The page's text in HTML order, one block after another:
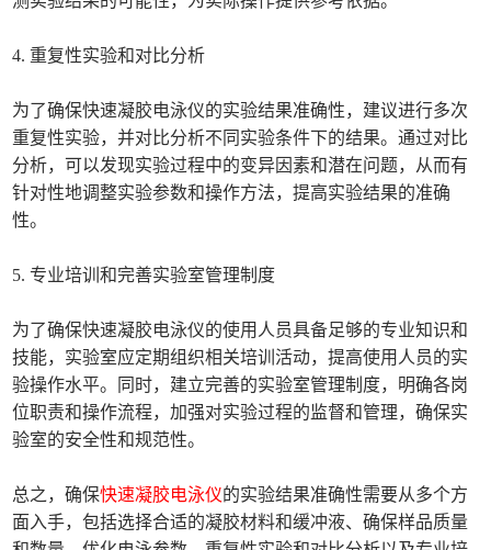
4. 重复性实验和对比分析
为了确保快速凝胶电泳仪的实验结果准确性，建议进行多次
重复性实验，并对比分析不同实验条件下的结果。通过对比
分析，可以发现实验过程中的变异因素和潜在问题，从而有
针对性地调整实验参数和操作方法，提高实验结果的准确
性。
5. 专业培训和完善实验室管理制度
为了确保快速凝胶电泳仪的使用人员具备足够的专业知识和
技能，实验室应定期组织相关培训活动，提高使用人员的实
验操作水平。同时，建立完善的实验室管理制度，明确各岗
位职责和操作流程，加强对实验过程的监督和管理，确保实
验室的安全性和规范性。
总之，确保快速凝胶电泳仪的实验结果准确性需要从多个方
面入手，包括选择合适的凝胶材料和缓冲液、确保样品质量